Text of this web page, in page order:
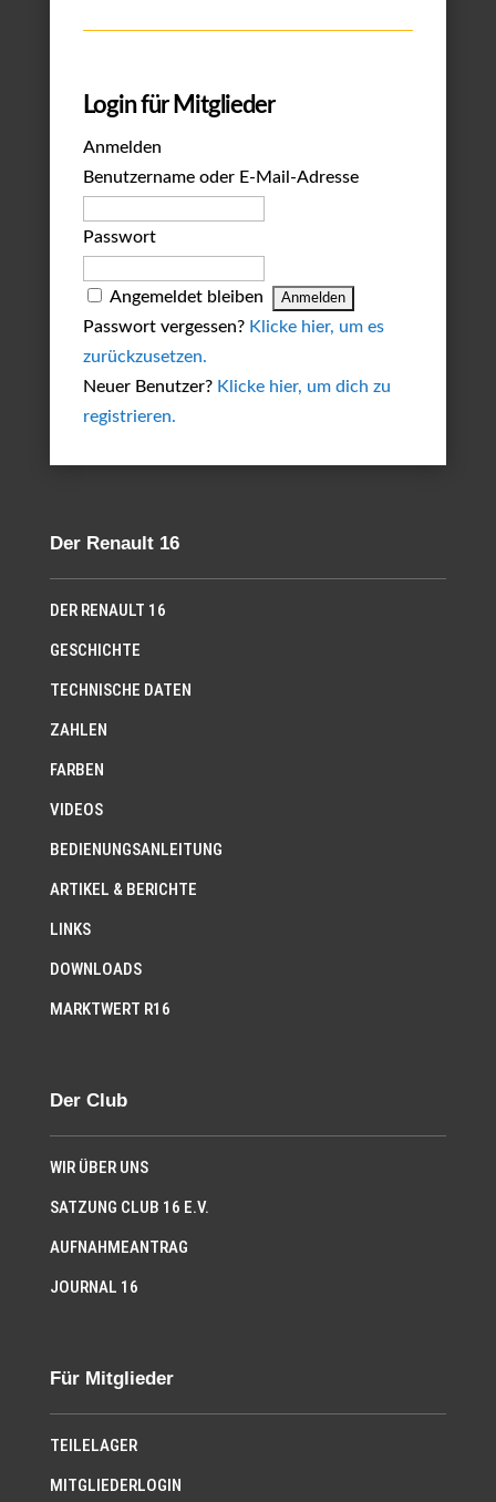
Login für Mitglieder
Anmelden
Benutzername oder E-Mail-Adresse
Passwort
Angemeldet bleiben
Passwort vergessen? Klicke hier, um es
zurückzusetzen.
Neuer Benutzer? Klicke hier, um dich zu
registrieren.
Der Renault 16
DER RENAULT 16
GESCHICHTE
TECHNISCHE DATEN
ZAHLEN
FARBEN
VIDEOS
BEDIENUNGSANLEITUNG
ARTIKEL & BERICHTE
LINKS
DOWNLOADS
MARKTWERT R16
Der Club
WIR ÜBER UNS
SATZUNG CLUB 16 E.V.
AUFNAHMEANTRAG
JOURNAL 16
Für Mitglieder
TEILELAGER
MITGLIEDERLOGIN